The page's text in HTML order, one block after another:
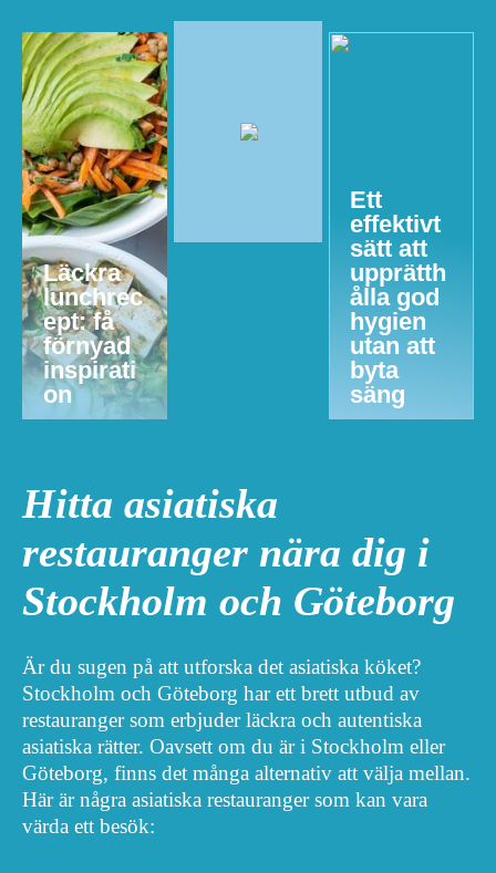
Läckra
lunchrec
ept: få
förnyad
inspirati
on
Ett
effektivt
sätt att
upprätth
ålla god
hygien
utan att
byta
säng
Hitta asiatiska
restauranger nära dig i
Stockholm och Göteborg
Är du sugen på att utforska det asiatiska köket?
Stockholm och Göteborg har ett brett utbud av
restauranger som erbjuder läckra och autentiska
asiatiska rätter. Oavsett om du är i Stockholm eller
Göteborg, finns det många alternativ att välja mellan.
Här är några asiatiska restauranger som kan vara
värda ett besök: